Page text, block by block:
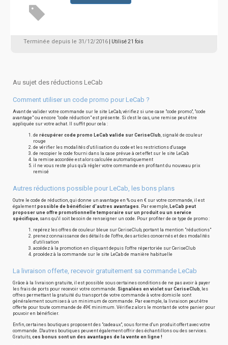
Terminée depuis le 31/12/2016 | Utilisé 21 fois
Au sujet des réductions LeCab
Comment utiliser un code promo pour LeCab ?
Avant de valider votre commande sur le site LeCab, vérifiez si une case "code promo", "code
avantage" ou encore "code réduction" est présente. Si c'est le cas, une remise peut être
appliquée sur votre achat. Il suffit pour cela :
de récupérer code promo LeCab valide sur CeriseClub, signalé de couleur
rouge
de vérifier les modalités d'utilisation du code et les restrictions d'usage
de recopier le code fourni dans la case prévue à cet effet sur le site LeCab
la remise accordée est alors calculée automatiquement
il ne vous reste plus qu'à régler votre commande en profitant du nouveau prix
remisé
Autres réductions possible pour LeCab, les bons plans
Outre le code de réduction, qui donne un avantage en % ou en € sur votre commande, il est
également possible de bénéficier d'autres avantages. Par exemple, LeCab peut
proposer une offre promotionnelle temporaire sur un produit ou un service
spécifique, sans qu'il soit besoin de renseigner un code. Pour profiter de ce type de promo :
repérez les offres de couleur bleue sur CeriseClub, portant la mention "réductions"
prenez connaissance des détails de l'offre, des articles concernés et des modalités
d'utilisation
accédez à la promotion en cliquant depuis l'offre répertoriée sur CeriseClub
procédez à la commande sur le site LeCab de manière habituelle
La livraison offerte, recevoir gratuitement sa commande LeCab
Grâce à la livraison gratuite, il est possible sous certaines conditions de ne pas avoir à payer
les frais de ports pour recevoir votre commande. Signalées en violet sur CeriseClub, les
offres permettant la gratuité du transport de votre commande à votre domicile sont
généralement soumises à un minimum de commande. Par exemple, la livraison peut être
offerte pour toute commande de 49€ minimum. Vérifiez alors le montant de votre panier pour
pouvoir en bénéficier.
Enfin, certaines boutiques proposent des "cadeaux", sous forme d'un produit offert avec votre
commande. D'autres boutiques peuvent également offrir des échantillons ou des services.
Gratuits, ces bonus sont un des avantages de la vente en ligne !